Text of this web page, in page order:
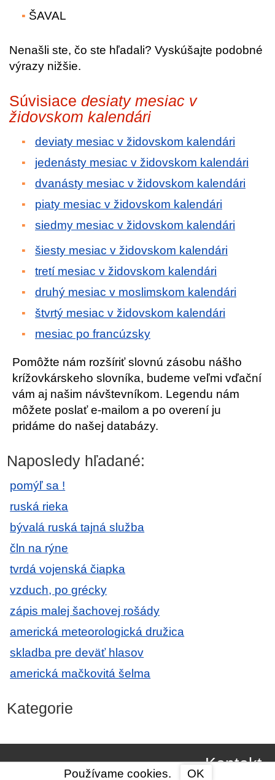
ŠAVAL
Nenašli ste, čo ste hľadali? Vyskúšajte podobné
výrazy nižšie.
Súvisiace desiaty mesiac v
židovskom kalendári
deviaty mesiac v židovskom kalendári
jedenásty mesiac v židovskom kalendári
dvanásty mesiac v židovskom kalendári
piaty mesiac v židovskom kalendári
siedmy mesiac v židovskom kalendári
šiesty mesiac v židovskom kalendári
tretí mesiac v židovskom kalendári
druhý mesiac v moslimskom kalendári
štvrtý mesiac v židovskom kalendári
mesiac po francúzsky
Pomôžte nám rozšíriť slovnú zásobu nášho
krížovkárskeho slovníka, budeme veľmi vďační
vám aj našim návštevníkom. Legendu nám
môžete poslať e-mailom a po overení ju
pridáme do našej databázy.
Naposledy hľadané:
pomýľ sa !
ruská rieka
bývalá ruská tajná služba
čln na rýne
tvrdá vojenská čiapka
vzduch, po grécky
zápis malej šachovej rošády
americká meteorologická družica
skladba pre deväť hlasov
americká mačkovitá šelma
Kategorie
Kontakt
Používame cookies. OK